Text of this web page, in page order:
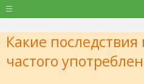
Какие последствия
частого